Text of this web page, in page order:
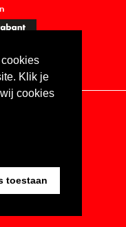
Klik je
cookies
toestaan